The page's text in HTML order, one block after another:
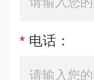
* 电话：